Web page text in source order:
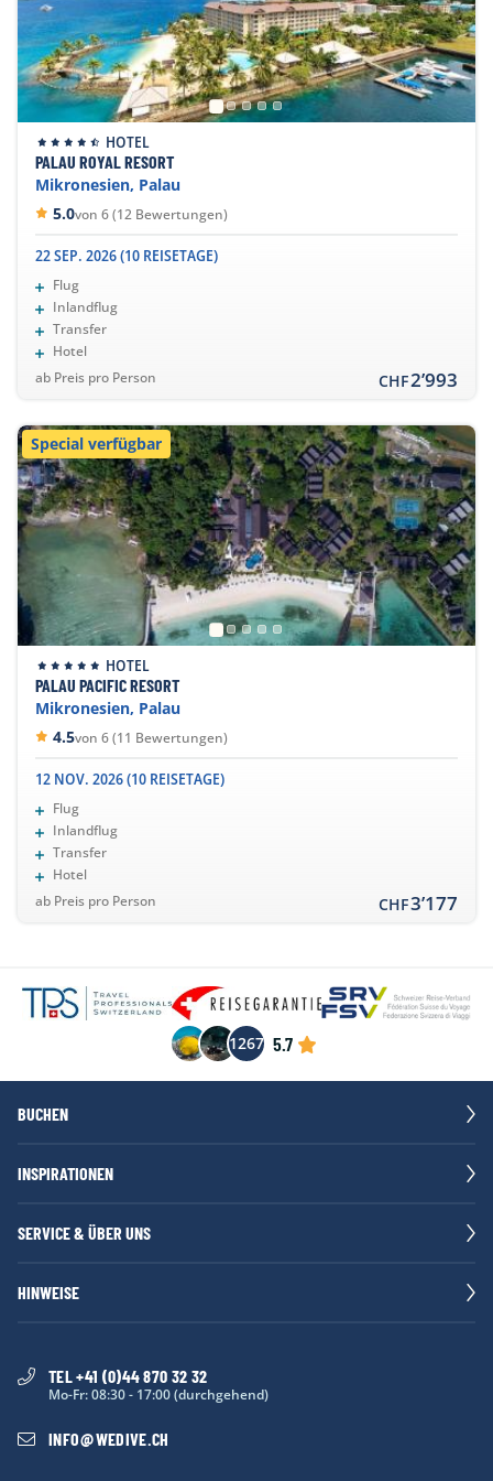
HOTEL
PALAU ROYAL RESORT
Mikronesien, Palau
5.0von 6 (12 Bewertungen)
22 SEP. 2026 (10 REISETAGE)
Flug
Inlandflug
Transfer
Hotel
ab Preis pro Person
CHF2’993
Special verfügbar
HOTEL
PALAU PACIFIC RESORT
Mikronesien, Palau
4.5von 6 (11 Bewertungen)
12 NOV. 2026 (10 REISETAGE)
Flug
Inlandflug
Transfer
Hotel
ab Preis pro Person
CHF3’177
1267 5.7
BUCHEN
INSPIRATIONEN
SERVICE & ÜBER UNS
HINWEISE
TEL +41 (0)44 870 32 32
Mo-Fr: 08:30 - 17:00 (durchgehend)
INFO@WEDIVE.CH